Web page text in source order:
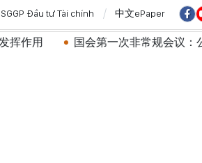
SGGP Đầu tư Tài chính 中文ePaper
国会第一次非常规会议：公开特殊